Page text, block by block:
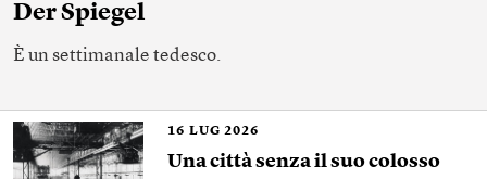
Der Spiegel
È un settimanale tedesco.
16 LUG 2026
Una città senza il suo colosso